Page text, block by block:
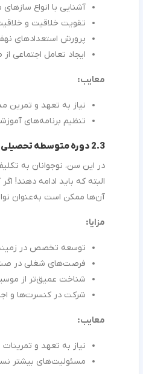
آشنایی با انواع
تقویت خلاقیت و
پرورش استعدادهای
ایجاد تعامل اجتماعی
معایب:
نیاز به تعهد و تمرین
تنظیم برنامه‌های
2.3 دوره متوسطه تحصیلی: انتخاب رشته موسیقی
در این سن، نوجوانان به
البته که باید ادامه دهند!
آن‌ها ممکن است به‌عنوان
مزایا:
توسعه تخصص در
فرصت‌های شغلی در
شناخت عمیق‌تر از
شرکت در کنسرت‌ها و
معایب:
نیاز به تعهد و تمرینات
مسئولیت‌های بیشتر